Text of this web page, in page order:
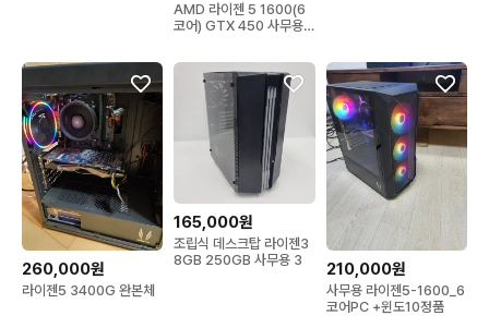
AMD 라이젠 5 1600(6
코어) GTX 450 사무용
260,000원
라이젠5 3400G 완본체
165,000원
조립식 데스크탑 라이젠3
8GB 250GB 사무용 3
210,000원
사무용 라이젠5-1600_6
코어PC +윈도10정품